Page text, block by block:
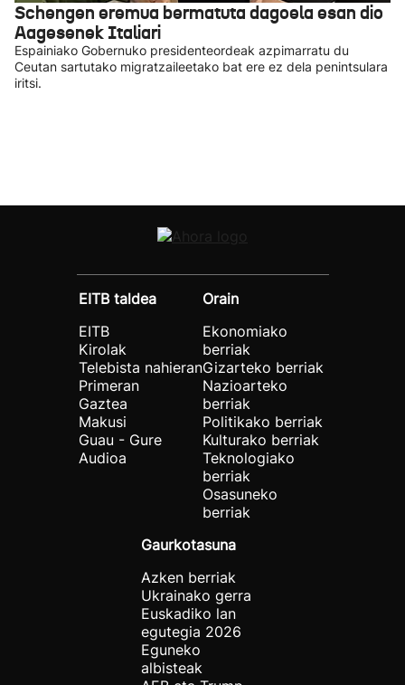
Schengen eremua bermatuta dagoela esan dio
Aagesenek Italiari
Espainiako Gobernuko presidenteordeak azpimarratu du
Ceutan sartutako migratzaileetako bat ere ez dela penintsulara
iritsi.
EITB taldea
EITB
Kirolak
Telebista nahieran
Primeran
Gaztea
Makusi
Guau - Gure
Audioa
Orain
Ekonomiako
berriak
Gizarteko berriak
Nazioarteko
berriak
Politikako berriak
Kulturako berriak
Teknologiako
berriak
Osasuneko
berriak
Gaurkotasuna
Azken berriak
Ukrainako gerra
Euskadiko lan
egutegia 2026
Eguneko
albisteak